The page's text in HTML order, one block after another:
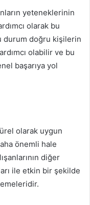
yeteneklerinin
olarak bu
durum doğru kişilerin
olabilir ve bu
başarıya yol
olarak uygun
önemli hale
diğer
ile etkin bir şekilde